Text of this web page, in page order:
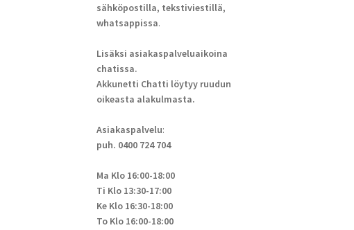
sähköpostilla, tekstiviestillä,
whatsappissa.
Lisäksi asiakaspalveluaikoina
chatissa.
Akkunetti Chatti löytyy ruudun
oikeasta alakulmasta.
Asiakaspalvelu:
puh. 0400 724 704
Ma Klo 16:00-18:00
Ti Klo 13:30-17:00
Ke Klo 16:30-18:00
To Klo 16:00-18:00